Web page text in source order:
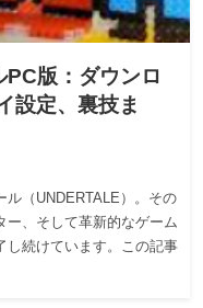
PC版：ダウンロ
設定、裏技ま
ル（UNDERTALE）。その
ー、そして革新的なゲーム
し続けています。この記事